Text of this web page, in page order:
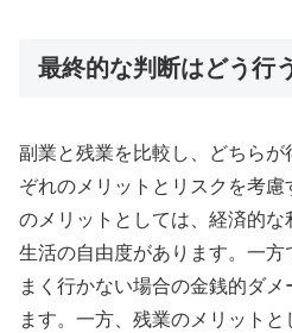
最終的な判断はどう行
副業と残業を比較し、どちら
ぞれのメリットとリスクを考
のメリットとしては、経済的
生活の自由度があります。一方
まく行かない場合の金銭的ダ
ます。一方、残業のメリット